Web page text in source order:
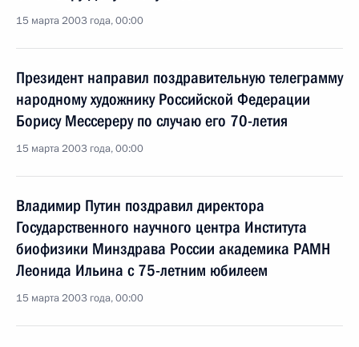
15 марта 2003 года, 00:00
Президент направил поздравительную телеграмму
народному художнику Российской Федерации
Борису Мессереру по случаю его 70-летия
15 марта 2003 года, 00:00
Владимир Путин поздравил директора
Государственного научного центра Института
биофизики Минздрава России академика РАМН
Леонида Ильина с 75-летним юбилеем
15 марта 2003 года, 00:00